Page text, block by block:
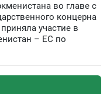
во главе с
концерна
участие в
– ЕС по